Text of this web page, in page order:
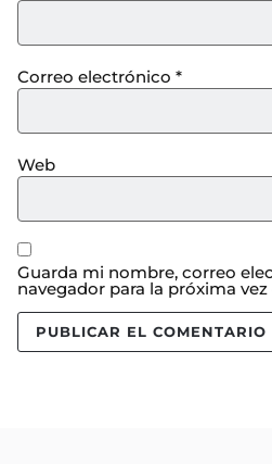
Correo electrónico *
Web
Guarda mi nombre, correo
navegador para la próxima